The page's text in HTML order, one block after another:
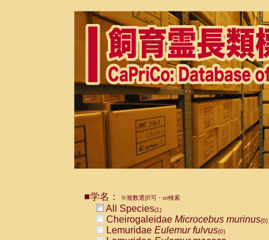
■学名： ※複数選択可・or検索
All Species(1)
Cheirogaleidae Microcebus murinus(0)
Lemuridae Eulemur fulvus(0)